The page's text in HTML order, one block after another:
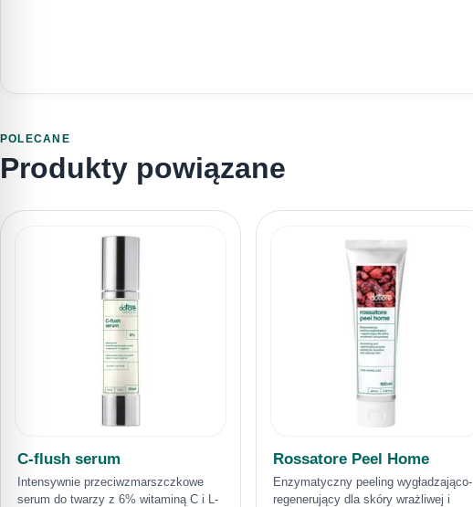
POLECANE
Produkty powiązane
C-flush serum
Intensywnie przeciwzmarszczkowe
serum do twarzy z 6% witaminą C i L-
Rossatore Peel Home
Enzymatyczny peeling wygładzająco-
regenerujący dla skóry wrażliwej i